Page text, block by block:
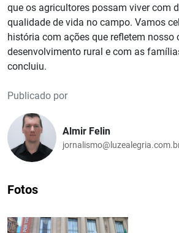
que os agricultores possam viver com
qualidade de vida no campo. Vamos
história com ações que refletem
desenvolvimento rural e com as
concluiu.
Publicado por
Almir Felin
Fotos